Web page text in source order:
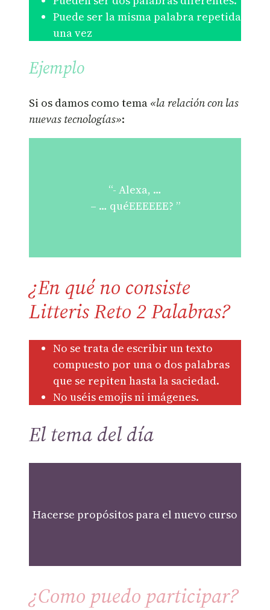
Puede ser la misma palabra repetida
una vez
Ejemplo
Si os damos como tema «la relación con las
nuevas tecnologías»:
“- Alexa, …
– … quéEEEEEE? ”
¿En qué no consiste
Litteris Reto 2 Palabras?
No se trata de escribir un texto
compuesto por una o dos palabras
que se repiten hasta la saciedad.
No uséis emojis ni imágenes.
El tema del día
Hacerse propósitos para el nuevo curso
¿Como puedo participar?